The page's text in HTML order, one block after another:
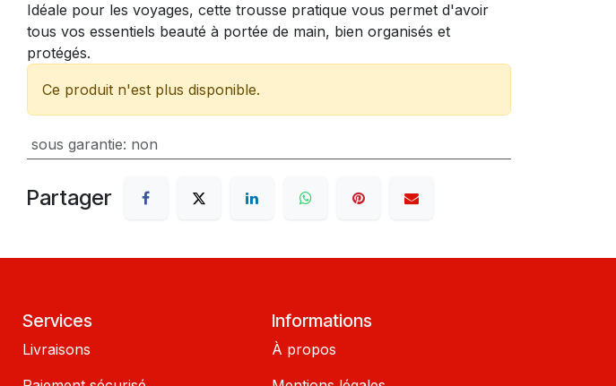
Idéale pour les voyages, cette trousse pratique vous permet d'avoir
tous vos essentiels beauté à portée de main, bien organisés et
protégés.
Ce produit n'est plus disponible.
sous garantie: non
Partager
Informations
À propos
Services
Livraisons